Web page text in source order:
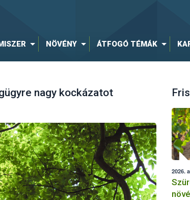
NÖVÉNY ÁTFOGÓ TÉMÁK
nagy kockázatot
2026.